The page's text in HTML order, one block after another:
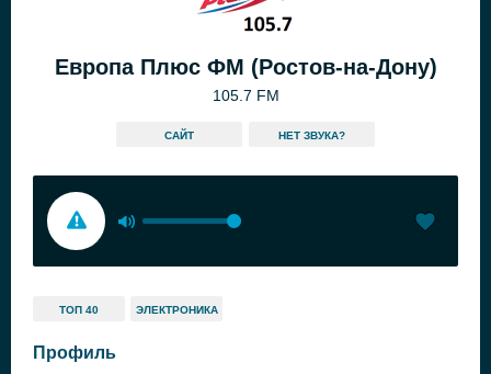
Европа Плюс ФМ (Ростов-на-Дону)
105.7 FM
САЙТ HЕТ ЗВУКА?
ТОП 40 ЭЛЕКТРОНИКА
Профиль